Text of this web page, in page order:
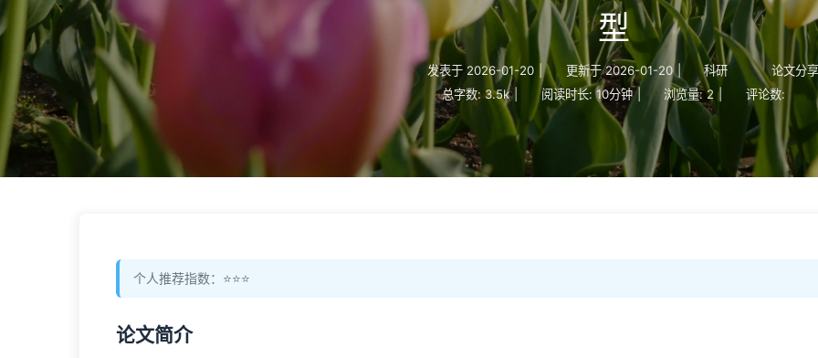
型
发表于 2026-01-20 更新于 2026-01-20 科研
论文分享
总字数: 3.5k 阅读时长: 10分钟 | 浏览量: 2 | 评论数:
个人推荐指数：⭐️⭐️⭐️
论文简介